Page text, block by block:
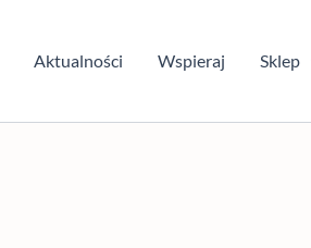
Aktualności Wspieraj Sklep